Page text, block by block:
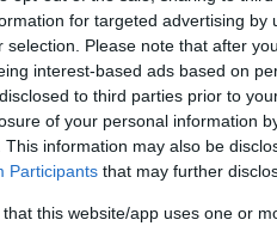
for targeted advertising
selection. Please note that after
interest-based ads based on
to third parties prior to
of your personal information
This information may also be
Participants that may further
that this website/app uses one or
hogy megmutassa
hangszerelve.?
a Társaskörnek. Tavaly
valóra. A Kolozsvárról indult